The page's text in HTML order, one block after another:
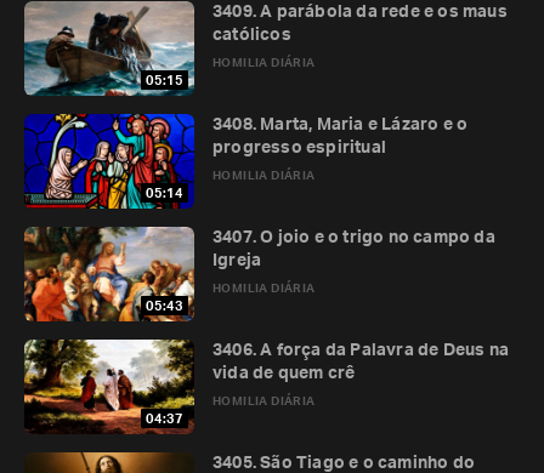
05:15
HOMILIA DIÁRIA
3409. A parábola da rede e os maus
católicos
05:14
HOMILIA DIÁRIA
3408. Marta, Maria e Lázaro e o
progresso espiritual
05:43
HOMILIA DIÁRIA
3407. O joio e o trigo no campo da
Igreja
04:37
HOMILIA DIÁRIA
3406. A força da Palavra de Deus na
vida de quem crê
3405. São Tiago e o caminho do